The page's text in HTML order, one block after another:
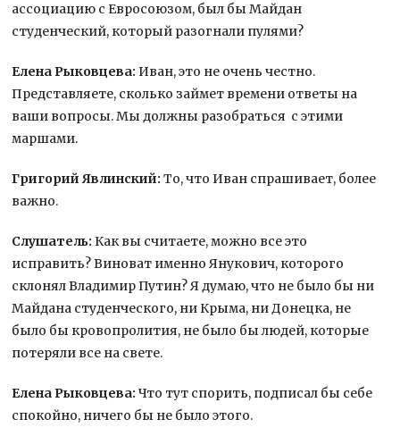
ассоциацию с Евросоюзом, был бы Майдан
студенческий, который разогнали пулями?
Елена Рыковцева: Иван, это не очень честно.
Представляете, сколько займет времени ответы на
ваши вопросы. Мы должны разобраться с этими
маршами.
Григорий Явлинский: То, что Иван спрашивает, более
важно.
Слушатель: Как вы считаете, можно все это
исправить? Виноват именно Янукович, которого
склонял Владимир Путин? Я думаю, что не было бы ни
Майдана студенческого, ни Крыма, ни Донецка, не
было бы кровопролития, не было бы людей, которые
потеряли все на свете.
Елена Рыковцева: Что тут спорить, подписал бы себе
спокойно, ничего бы не было этого.